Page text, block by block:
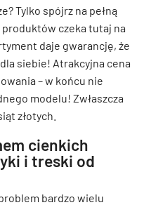
Tylko spójrz na pełną
czeka tutaj na
daje gwarancję, że
siebie! Atrakcyjna cena
– w końcu nie
modelu! Zwłaszcza
złotych.
cienkich
i treski od
bardzo wielu